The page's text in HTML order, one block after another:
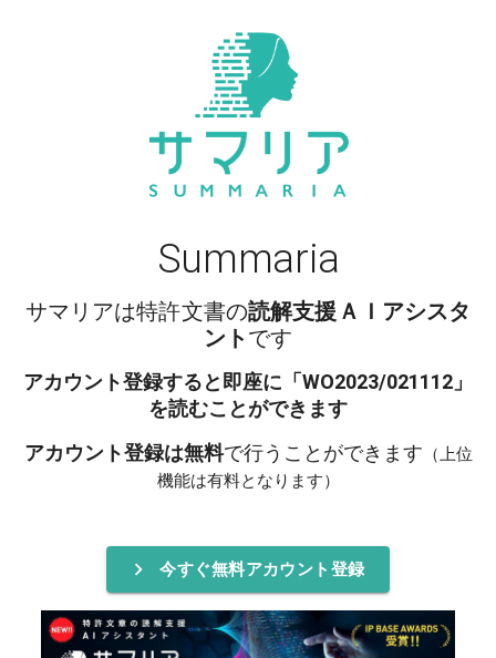
Summaria
サマリアは特許文書の読解支援ＡＩアシスタ
ント です
アカウント登録すると即座に「WO2023/021112 」
を読むことができます
アカウント登録は無料で行うことができます （上位
機能は有料となります）
今すぐ無料アカウント登録